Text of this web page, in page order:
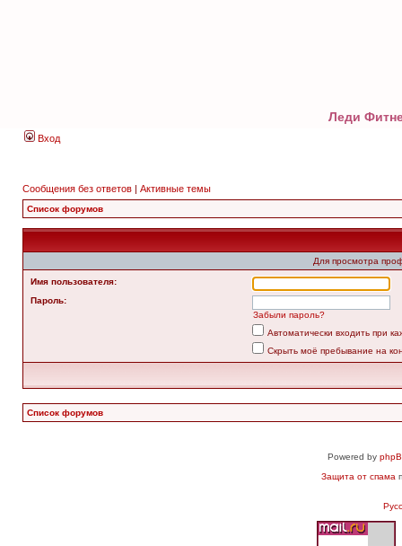
Леди
Вход
Сообщения без ответов | Активные темы
Список форумов
Для просмотра
Имя пользователя:
Пароль:
Забыли пароль?
Автоматически входить при
Скрыть моё пребывание на
Список форумов
Powered by
Защита от спама